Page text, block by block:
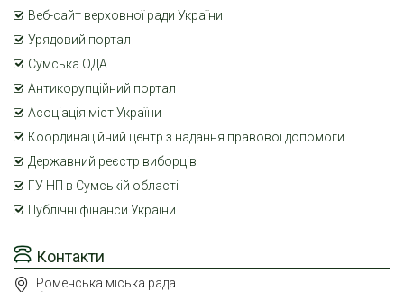
Контакти
Роменська міська рада
Веб-сайт верховної ради України
Урядовий портал
Сумська ОДА
Антикорупційний портал
Асоціація міст України
Координаційний центр з надання правової допомоги
Державний реєстр виборців
ГУ НП в Сумській області
Публічні фінанси України